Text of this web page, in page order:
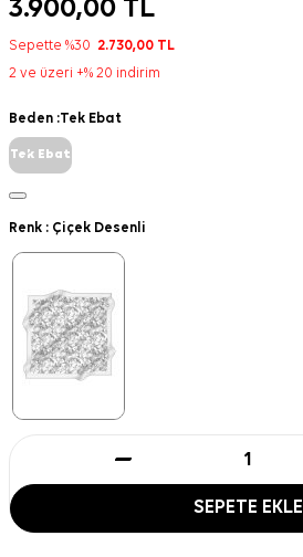
3.900,00 TL
Sepette %30 2.730,00 TL
2 ve üzeri +% 20 indirim
Beden :Tek Ebat
Tek Ebat
Renk : Çiçek Desenli
SEPETE EKLE